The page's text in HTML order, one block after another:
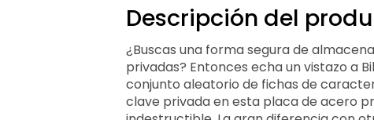
Descripción del
¿Buscas una forma segura de
privadas? Entonces echa un vistazo a
conjunto aleatorio de fichas de
clave privada en esta placa de acero